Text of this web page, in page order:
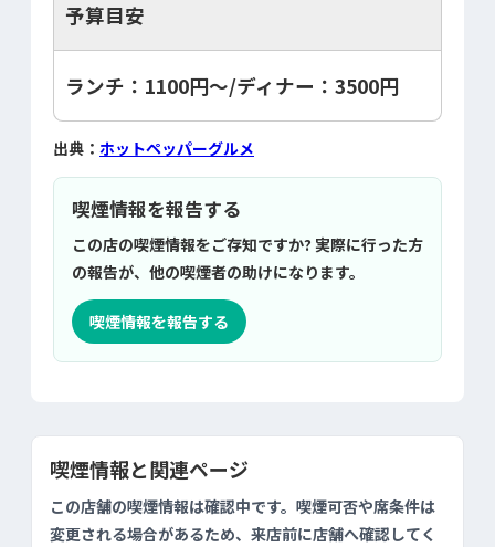
予算目安
ランチ：1100円～/ディナー：3500円
出典： ホットペッパーグルメ
喫煙情報を報告する
この店の喫煙情報をご存知ですか? 実際に行った方
の報告が、他の喫煙者の助けになります。
喫煙情報を報告する
喫煙情報と関連ページ
この店舗の喫煙情報は確認中です。喫煙可否や席条件は
変更される場合があるため、来店前に店舗へ確認してく